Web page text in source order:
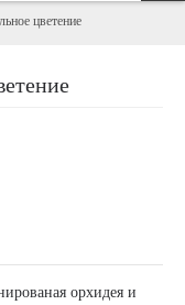
цветение
орхидея и